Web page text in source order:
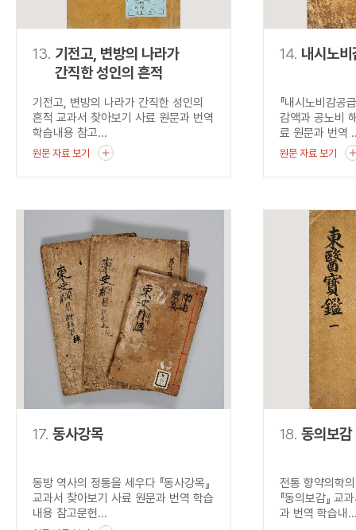
13. 기전고, 변방의 나라가
간직한 성인의 흔적
기전고, 변방의 나라가 간직한 성인의
흔적 교과서 찾아보기 사료 원문과 번역
학습내용 참고...
원문 자료 보기
14. 내시노
『내시노비감공
감액과 공노비
료 원문과 번역
원문 자료 보기
17. 동사강목
동방 역사의 정통을 세우다 『동사강목』
교과서 찾아보기 사료 원문과 번역 학습
내용 참고문헌...
18. 동의보감
전통 향약의학
『동의보감』 교
과 번역 학습내